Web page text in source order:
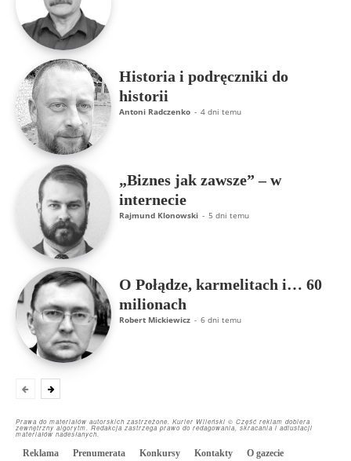
Historia i podręczniki do
historii
Antoni Radczenko - 4 dni temu
„Biznes jak zawsze” – w
internecie
Rajmund Klonowski - 5 dni temu
O Połądze, karmelitach i… 60
milionach
Robert Mickiewicz - 6 dni temu
Prawa do materiałów autorskich zastrzeżone. Kurier Wileński © Część reklam dobiera
zewnętrzny algorytm. Redakcja zastrzega prawo do redagowania, skracania i adiustacji
materiałów nadesłanych.
Reklama Prenumerata Konkursy Kontakty O gazecie